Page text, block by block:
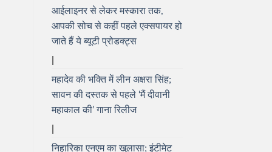
आईलाइनर से लेकर मस्कारा तक,
आपकी सोच से कहीं पहले एक्सपायर हो
जाते हैं ये ब्यूटी प्रोडक्ट्स
महादेव की भक्ति में लीन अक्षरा सिंह;
सावन की दस्तक से पहले ‘मैं दीवानी
महाकाल की’ गाना रिलीज
निहारिका एनएम का खुलासा; इंटीमेट